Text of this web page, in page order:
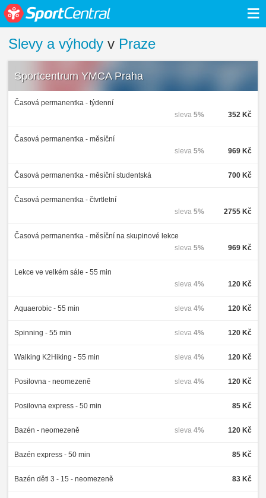
≡
Slevy a výhody v Praze
Sportcentrum YMCA Praha
Časová permanentka - týdenní
352 Kč
sleva 5%
Časová permanentka - měsíční
969 Kč
sleva 5%
Časová permanentka - měsíční studentská 700 Kč
Časová permanentka - čtvrtletní
2755 Kč
sleva 5%
Časová permanentka - měsíční na skupinové lekce
969 Kč
sleva 5%
Lekce ve velkém sále - 55 min
120 Kč
sleva 4%
Aquaerobic - 55 min 120 Kč
sleva 4%
Spinning - 55 min 120 Kč
sleva 4%
Walking K2Hiking - 55 min 120 Kč
sleva 4%
Posilovna - neomezeně 120 Kč
sleva 4%
Posilovna express - 50 min 85 Kč
Bazén - neomezeně 120 Kč
sleva 4%
Bazén express - 50 min 85 Kč
Bazén děti 3 - 15 - neomezeně 83 Kč